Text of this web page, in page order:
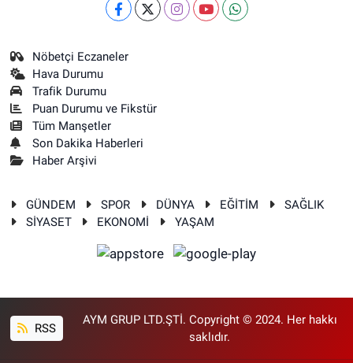
Nöbetçi Eczaneler
Hava Durumu
Trafik Durumu
Puan Durumu ve Fikstür
Tüm Manşetler
Son Dakika Haberleri
Haber Arşivi
GÜNDEM SPOR DÜNYA EĞİTİM
SAĞLIK
SİYASET
EKONOMİ YAŞAM
RSS
AYM GRUP LTD.ŞTİ. Copyright © 2024. Her hakkı
saklıdır.